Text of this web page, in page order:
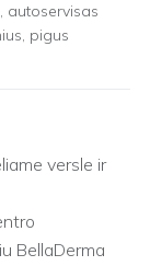
, autoservisas
, pigus
versle ir
BellaDerma